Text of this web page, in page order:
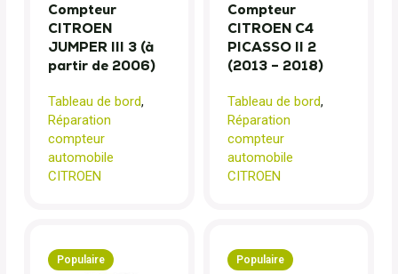
Compteur
CITROEN
JUMPER III 3 (à
partir de 2006)
Tableau de bord,
Réparation
compteur
automobile
CITROEN
Compteur
CITROEN C4
PICASSO II 2
(2013 – 2018)
Tableau de bord,
Réparation
compteur
automobile
CITROEN
Populaire Populaire